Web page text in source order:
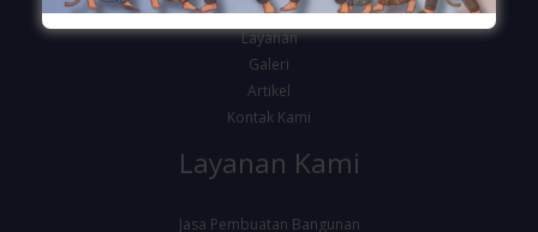
Tentang Kami
Layanan
Galeri
Artikel
Kontak Kami
Layanan Kami
Jasa Pembuatan Bangunan